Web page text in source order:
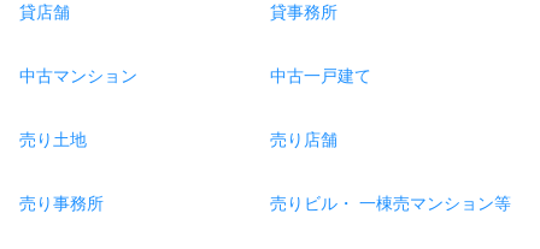
貸店舗 貸事務所
中古マンション 中古一戸建て
売り土地 売り店舗
売り事務所 売りビル・ 一棟売マンション等